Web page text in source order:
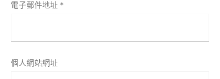
電子郵件地址 *
個人網站網址